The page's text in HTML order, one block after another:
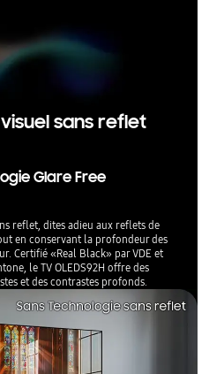
sans reflet
Glare Free
reflet, dites adieu aux reflets de
en conservant la profondeur des
Certifié «Real Black» par VDE et
le TV OLEDS92H offre des
et des contrastes profonds.